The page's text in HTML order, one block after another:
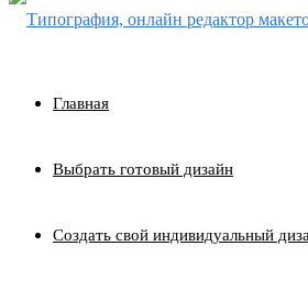
Главная
Выбрать готовый дизайн
Создать свой индивидуальный